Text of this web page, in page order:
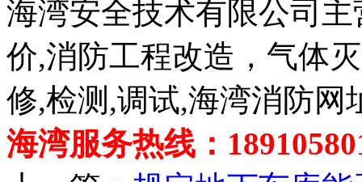
海湾安全技术有限公司
价,消防工程改造，气体
修,检测,调试,海湾消防网
海湾服务热线：